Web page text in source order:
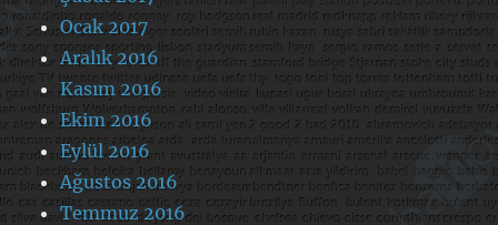
Ocak 2017
Aralık 2016
Kasım 2016
Ekim 2016
Eylül 2016
Ağustos 2016
Temmuz 2016